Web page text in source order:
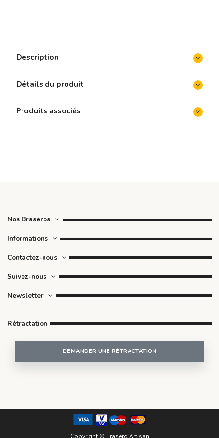
Moteur rôtissoire - Firten 69,96 €
60,00 €
Lot de 3 brochettes de 85 cm - Firten 65,00 €
680,00 €
Description
Détails du produit
Produits associés
Nos Braseros
Informations
Contactez-nous
Suivez-nous
Newsletter
Rétractation
DEMANDER UNE RÉTRACTATION
Copyright © Brasero Artisan